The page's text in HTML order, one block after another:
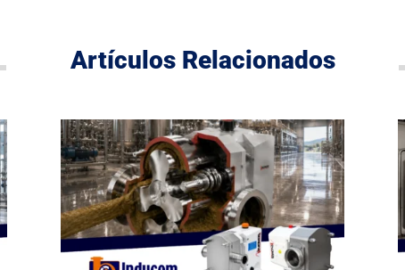
Artículos Relacionados